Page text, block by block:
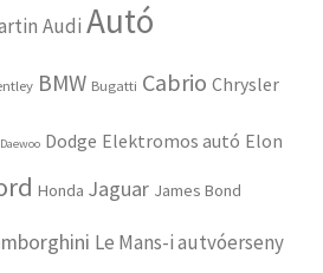
Audi Autó
BMW Bugatti Cabrio Chrysler
Daewoo Dodge Elektromos autó Elon
Honda Jaguar James Bond
Le Mans-i autvóerseny